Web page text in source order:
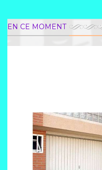
EN CE MOMENT